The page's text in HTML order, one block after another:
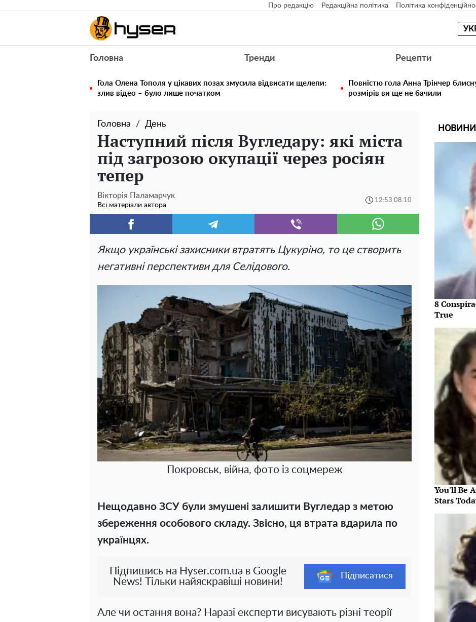
Про редакцію Редакційна політика Політика
Головна Тренди Рецепти
Гола Олена Тополя у цікавих позах змусила відвисати щелепи:
злив відео – було лише початком
Повністю гола Анна Трінчер
розмірів ви ще не бачили
Головна День
Наступний після Вугледару: які міста
під загрозою окупації через росіян
тепер
Вікторія Паламарчук
Всі матеріали автора
12:53 08.10
Якщо українські захисники втратять Цукуріно, то це створить
негативні перспективи для Селідового.
Покровськ, війна, фото із соцмереж
Нещодавно ЗСУ були змушені залишити Вугледар з метою
збереження особового складу. Звісно, ​​ця втрата вдарила по
українцях.
Підпишись на Hyser.com.ua в Google
News! Тільки найяскравіші новини!
Підписатися
Але чи остання вона? Наразі експерти висувають різні теорії
НОВИНИ
8
True
You'll Be
Stars